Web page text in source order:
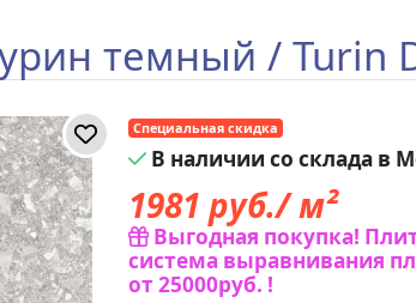
темный / Turin
Специальная скидка
В наличии со склада в
1981 руб./ м²
Выгодная покупка!
система выравнивания
от 25000руб. !